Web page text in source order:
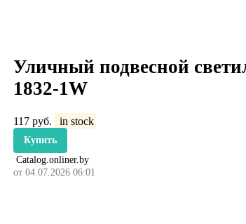
Уличный подвесной
1832-1W
117 руб. in stock
Купить
Catalog.onliner.by
от 04.07.2026 06:01